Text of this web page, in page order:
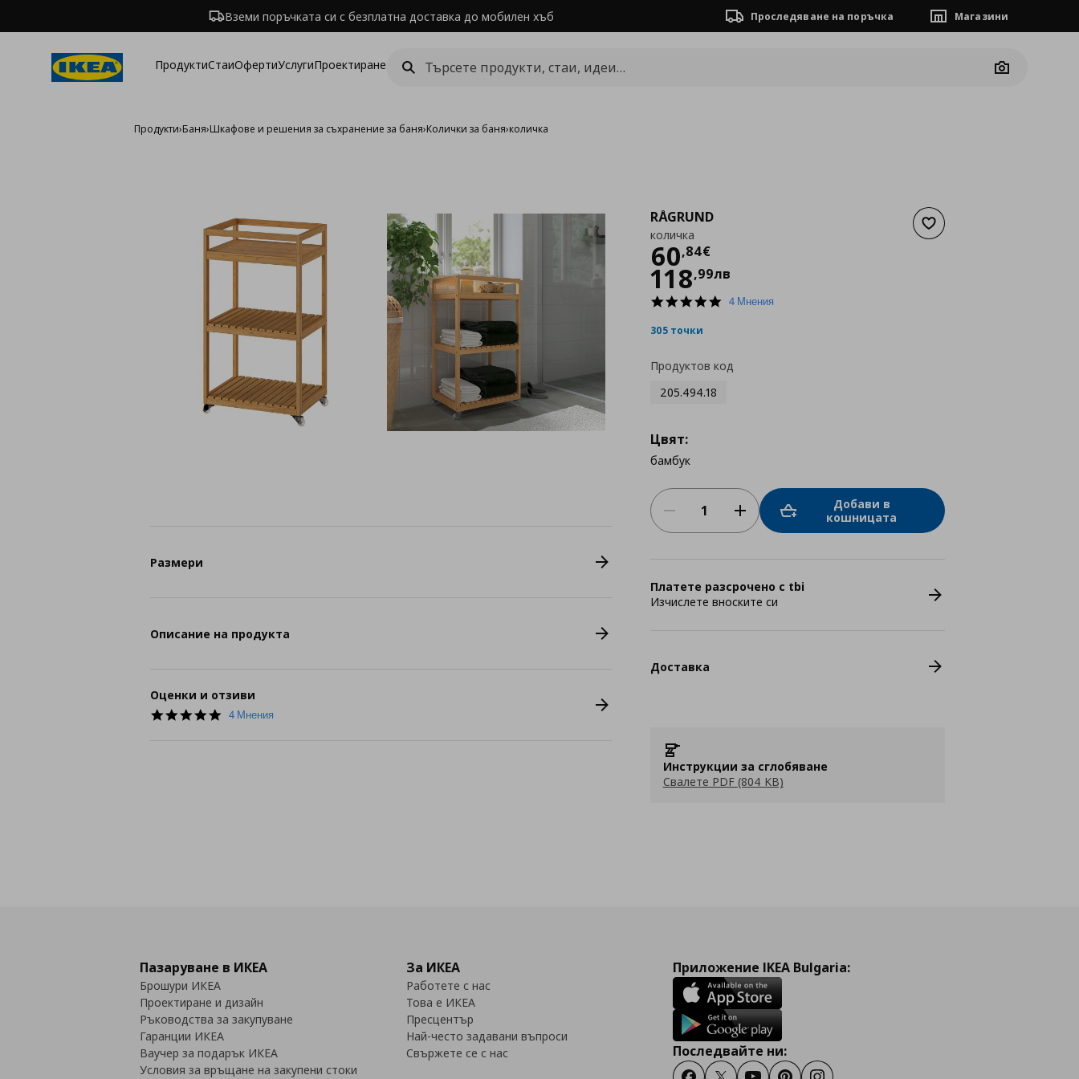
Вземи поръчката си с безплатна доставка до мобилен хъб Проследяване на поръчка Магазини
ПродуктиСтаиОфертиУслугиПроектиране
Camera
Продукти›Баня›Шкафове и решения за съхранение за баня›Колички за баня›количка
Добави към списъка с
RÅGRUND
количка
60,84€
Цена
118,99лв
5.04 Мнения
305 точки
Продуктов код
205.494.18
Цвят:
бамбук
Добави в
кошницата
Платете разсрочено с tbi
Изчислете вноските си
Доставка
Инструкции за сглобяване
Свалете PDF (804 KB)
Размери
Описание на продукта
Оценки и отзиви
5.0
4 Мнения
Пазаруване в ИКЕА
Брошури ИКЕА
Проектиране и дизайн
Ръководства за закупуване
Гаранции ИКЕА
Ваучер за подарък ИКЕА
Условия за връщане на закупени стоки
За ИКЕА
Работете с нас
Това е ИКЕА
Пресцентър
Най-често задавани въпроси
Свържете се с нас
Приложение IKEA Bulgaria:
Последвайте ни: